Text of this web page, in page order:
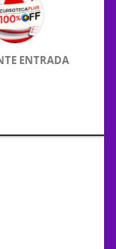
ENTRADA